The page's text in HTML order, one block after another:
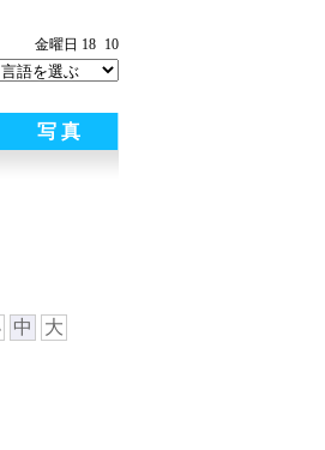
金曜日 18 10
写 真
中 大